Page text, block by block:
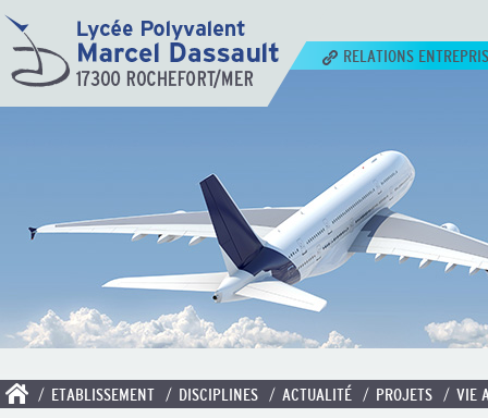
RELATIONS
/ ETABLISSEMENT / DISCIPLINES / ACTUALITÉ / PROJETS / VIE